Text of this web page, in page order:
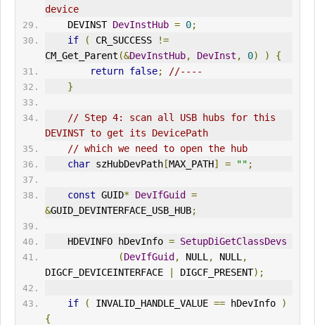
device
    DEV
INST DevInstHub = 0;
if
( CR_SUCCESS
!=
CM_Get_Parent (&DevInstHub, DevInst , 0) )
{
return false;
//----
}
// Step 4: scan all USB hubs for this
DEVINST to get its DevicePath
// which we need to open the hub
char szHubDevPath[MAX_PATH] = "" ;
const GUID* DevIfGuid
=
&GUID_DEVINTERFACE_USB_HUB;
    HDEVINFO hDevInfo
= SetupDiGetClassDevs
(DevIfGuid , NULL , NULL ,
DIGCF_DEVICEINTERFACE
DIGCF_PRESENT);
if ( INVALID_HANDLE_VALUE == hDevInfo
)
{